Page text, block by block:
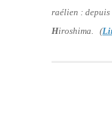
raélien : depuis
Hiroshima. (